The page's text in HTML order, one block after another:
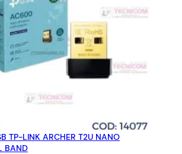
TP-LINK ARCHER T2U NANO
BAND